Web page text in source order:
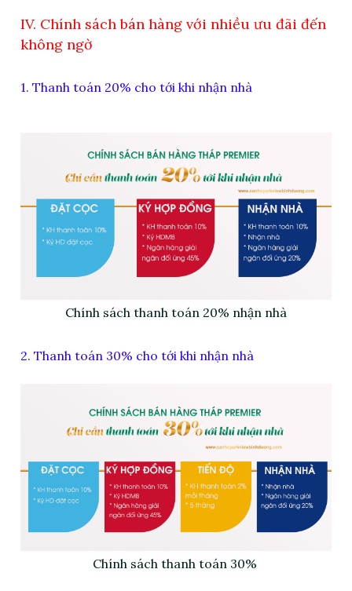
IV. Chính sách bán hàng với nhiều ưu đãi đến
không ngờ
1. Thanh toán 20% cho tới khi nhận nhà
Chính sách thanh toán 20% nhận nhà
2. Thanh toán 30% cho tới khi nhận nhà
Chính sách thanh toán 30%